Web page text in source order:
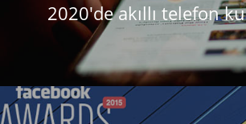
2020'de akıllı telefon